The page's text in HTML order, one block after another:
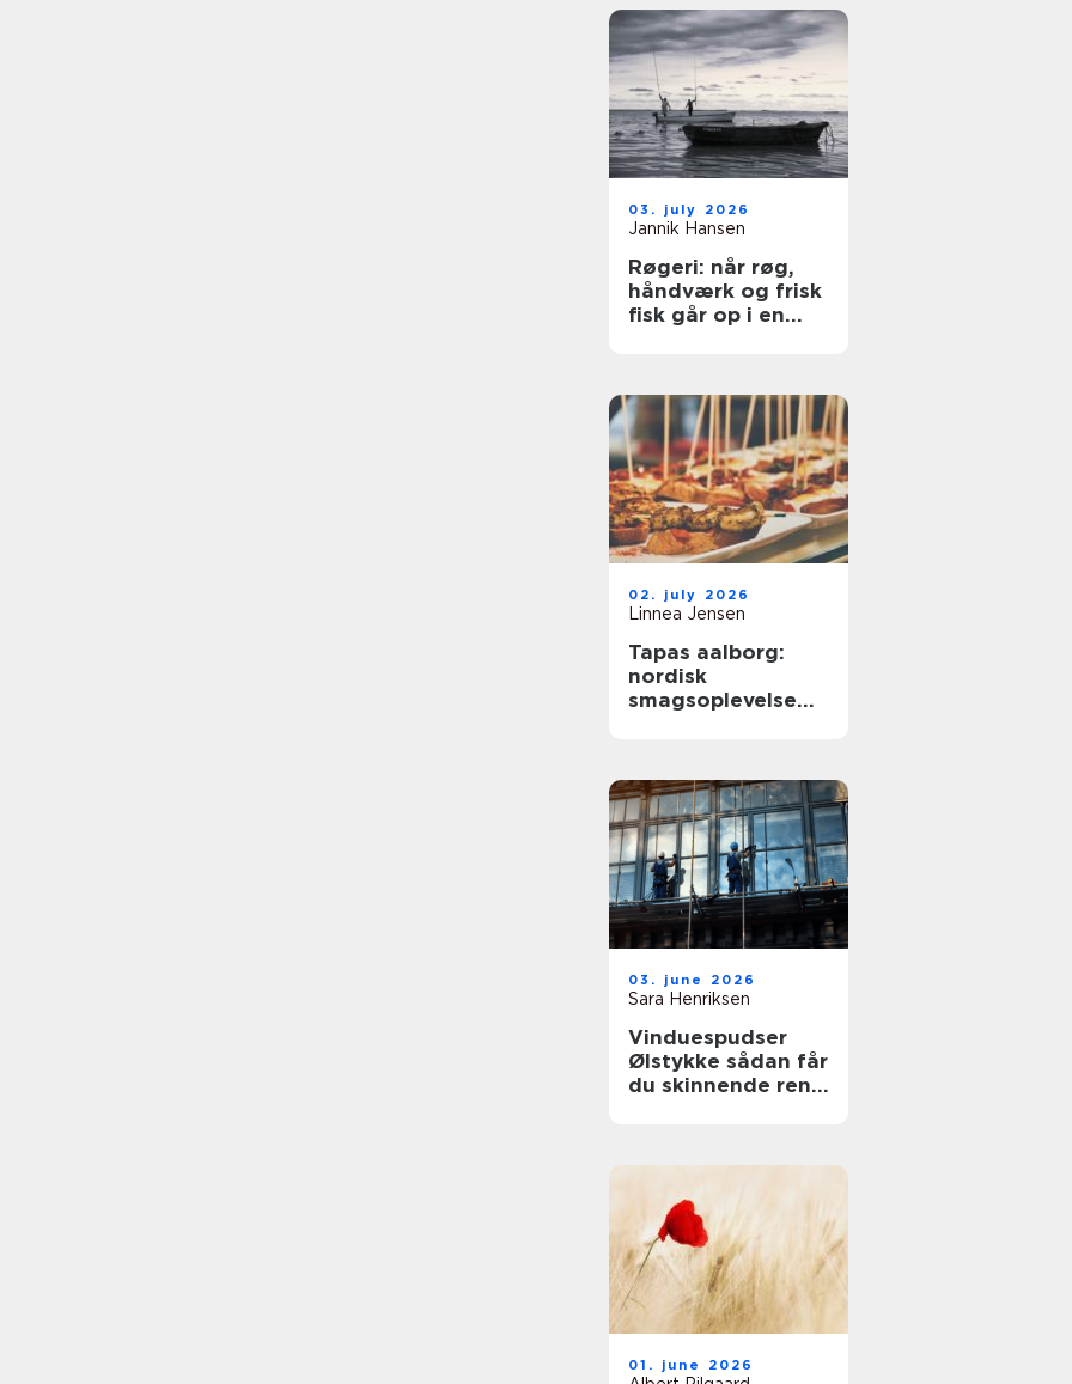
03. july 2026
Jannik Hansen
Røgeri: når røg,
håndværk og frisk
fisk går op i en
02. july 2026
Linnea Jensen
Tapas aalborg:
nordisk
smagsoplevelse
03. june 2026
Sara Henriksen
Vinduespudser
Ølstykke sådan får
du skinnende rene
01. june 2026